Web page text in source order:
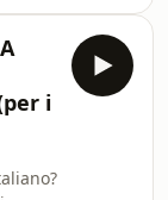
video
i